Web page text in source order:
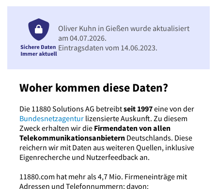
Woher kommen diese Daten?
Die 11880 Solutions AG betreibtseit 1997eine von der
Bundesnetzagentur lizensierte Auskunft. Zu diesem
Zweck erhalten wir die Firmendaten von allen
Telekommunikationsanbietern Deutschlands. Diese
reichern wir mit Daten aus weiteren Quellen, inklusive
Eigenrecherche und Nutzerfeedback an.
11880.com hat mehr als 4,7 Mio. Firmeneinträge mit
Adressen und Telefonnummern; davon:
Oliver Kuhn in Gießen wurde aktualisiert
am 04.07.2026.
Eintragsdaten vom 14.06.2023.